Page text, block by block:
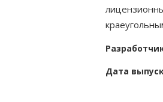
Дата